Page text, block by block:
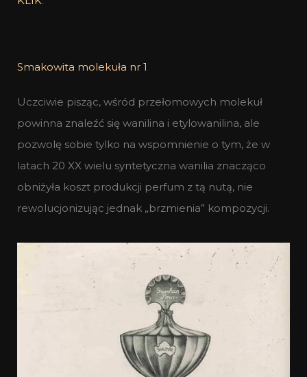
Smakowita molekuła nr 1
Uczciwie pisząc, wśród przełomowych molekuł
powinna znaleźć się wanilina i etylowanilina, ale
pozwolę sobie tylko na wspomnienie o tym, że w
latach 20 XX wielu syntetyczna wanilia znacząco
obniżyła koszt produkcji perfum z tą nutą, nie
rewolucjonizując jednak „brzmienia” kompozycji.